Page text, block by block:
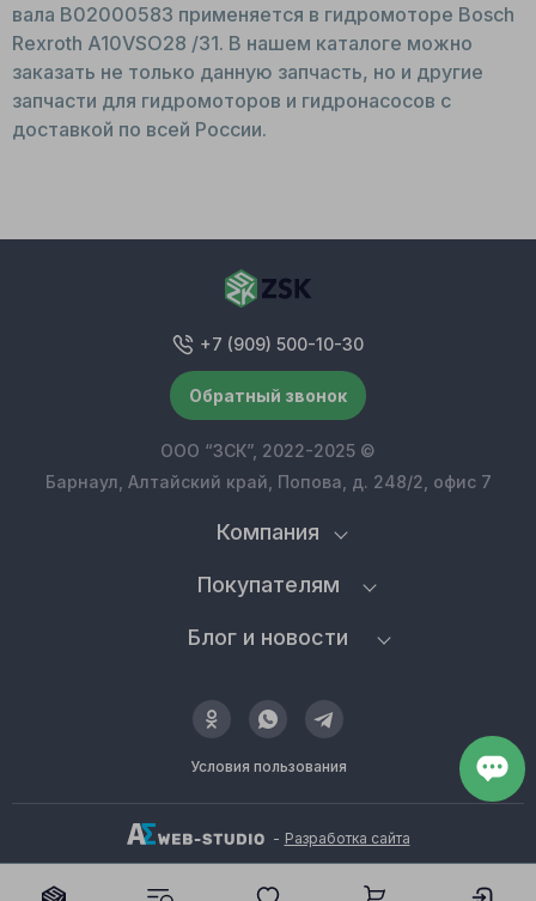
вала B02000583 применяется в гидромоторе Bosch
Rexroth A10VSO28 /31. В нашем каталоге можно
заказать не только данную запчасть, но и другие
запчасти для гидромоторов и гидронасосов с
доставкой по всей России.
Условия пользования
Компания
Покупателям
Блог и новости
+7 (909) 500-10-30
Обратный звонок
ООО “ЗСК”, 2022-2025 ©
Барнаул, Алтайский край, Попова, д. 248/2, офис 7
- Разработка сайта